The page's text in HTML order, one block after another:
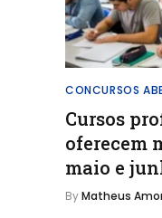
CONCURSOS
Cursos
oferecem
maio e
ByMatheus